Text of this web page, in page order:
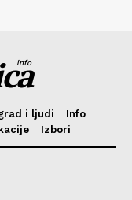
info
i ljudi
Info
Izbori